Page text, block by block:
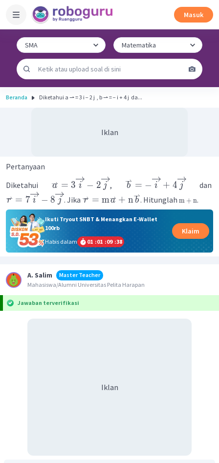
Masuk
Beranda Diketahui a ⇀ = 3 i − 2 j ​ , b ⇀ = − i + 4 j ​ da...
Iklan
Pertanyaan
Diketahui
a = 3 i − 2 j , b = − i + 4 j dan
r
⇀ = 7 i − 8 j . Jika r
⇀ = ma
⇀ + nb. Hitunglah m + n.
Ikuti Tryout SNBT & Menangkan E-Wallet
100rb
Habis dalam
01 :01 :09 :38
Klaim
A. Salim
Master Teacher
Mahasiswa/Alumni Universitas Pelita Harapan
Jawaban terverifikasi
Iklan